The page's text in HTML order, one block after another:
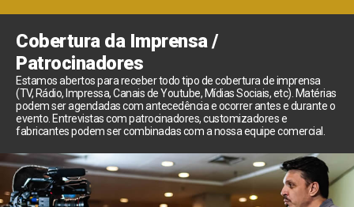
Cobertura da Imprensa /
Patrocinadores
Estamos abertos para receber todo tipo de cobertura de imprensa
(TV, Rádio, Impressa, Canais de Youtube, Mídias Sociais, etc). Matérias
podem ser agendadas com antecedência e ocorrer antes e durante o
evento. Entrevistas com patrocinadores, customizadores e
fabricantes podem ser combinadas com a nossa equipe comercial.